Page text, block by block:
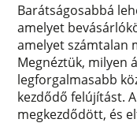
Barátságosabbá
amelyet
amelyet számtalan
Megnéztük, milyen
legforgalmasabb
kezdődő felújítást.
megkezdődött, és